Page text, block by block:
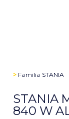
> Familia STANIA
STANIA
840 W